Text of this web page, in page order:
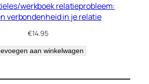
werkboek relatieprobleem:
verbondenheid in je relatie
€14.95
aan winkelwagen